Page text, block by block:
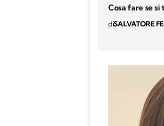
Cosa fare se si
diSALVATORE